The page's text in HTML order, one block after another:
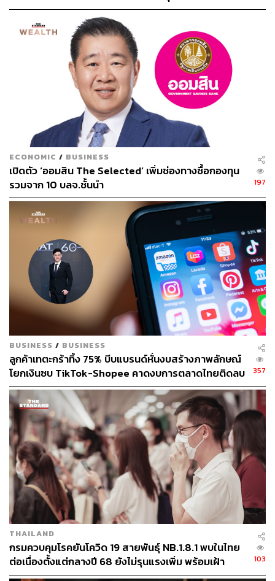
ABOUT THE AUTHOR
THE STANDARD TEAM
กองบรรณาธิการ THE STANDARD
สู่การเมืองอังกฤษ
ECONOMIC / BUSINESS
เปิดตัว ‘ออมสิน The Selected’ เพิ่มช่องทางซื้อกองทุน
รวมจาก 10 บลจ.ชั้นนำ
197
BUSINESS / BUSINESS
ลูกค้าเทตะกร้าทิ้ง 75% บีบแบรนด์หั่นงบสร้างภาพลักษณ์
โยกเงินซบ TikTok-Shopee คาดงบการตลาดไทยติดลบ
ครั้งแรกในรอบ 14 ปี
357
THAILAND
กรมควบคุมโรคยันโควิด 19 สายพันธุ์ NB.1.8.1 พบในไทย
ต่อเนื่องตั้งแต่กลางปี 68 ยังไม่รุนแรงเพิ่ม พร้อมเฝ้า
ระวัง-ติดตามใกล้ชิด
103